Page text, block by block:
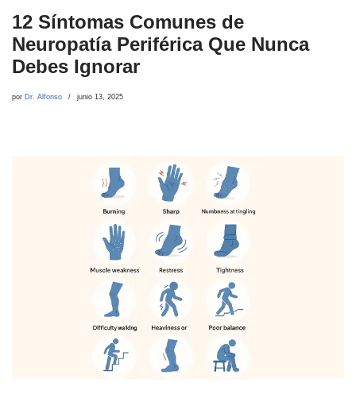
12 Síntomas Comunes de
Neuropatía Periférica Que Nunca
Debes Ignorar
por Dr. Alfonso junio 13, 2025